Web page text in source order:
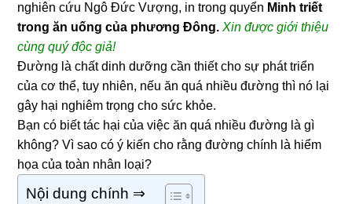
nghiên cứu Ngô Đức Vượng, in trong quyển Minh triết
trong ăn uống của phương Đông.Xin được giới thiệu
cùng quý độc giả!
Đường là chất dinh dưỡng cần thiết cho sự phát triển
của cơ thể, tuy nhiên, nếu ăn quá nhiều đường thì nó lại
gây hại nghiêm trọng cho sức khỏe.
Bạn có biết tác hại của việc ăn quá nhiều đường là gì
không? Vì sao có ý kiến cho rằng đường chính là hiểm
họa của toàn nhân loại?
Nội dung chính ⇒